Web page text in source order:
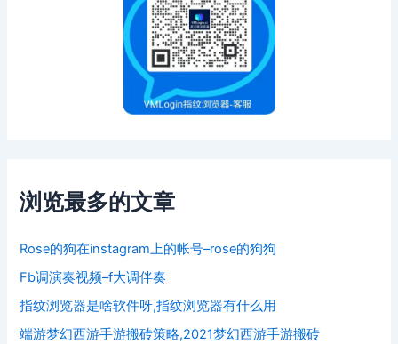
浏览最多的文章
Rose的狗在instagram上的帐号–rose的狗狗
Fb调演奏视频–f大调伴奏
指纹浏览器是啥软件呀,指纹浏览器有什么用
端游梦幻西游手游搬砖策略,2021梦幻西游手游搬砖